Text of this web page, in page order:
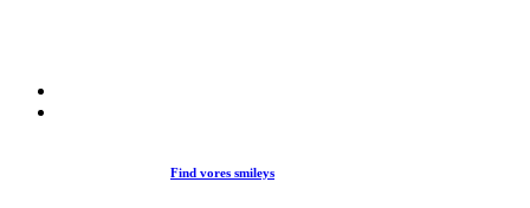
Find vores smileys